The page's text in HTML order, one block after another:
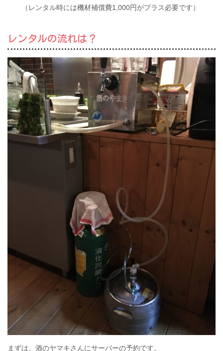
（レンタル時には機材補償費1,000円がプラス必要です）
レンタルの流れは？
まずは、酒のヤマキさんにサーバーの予約です。